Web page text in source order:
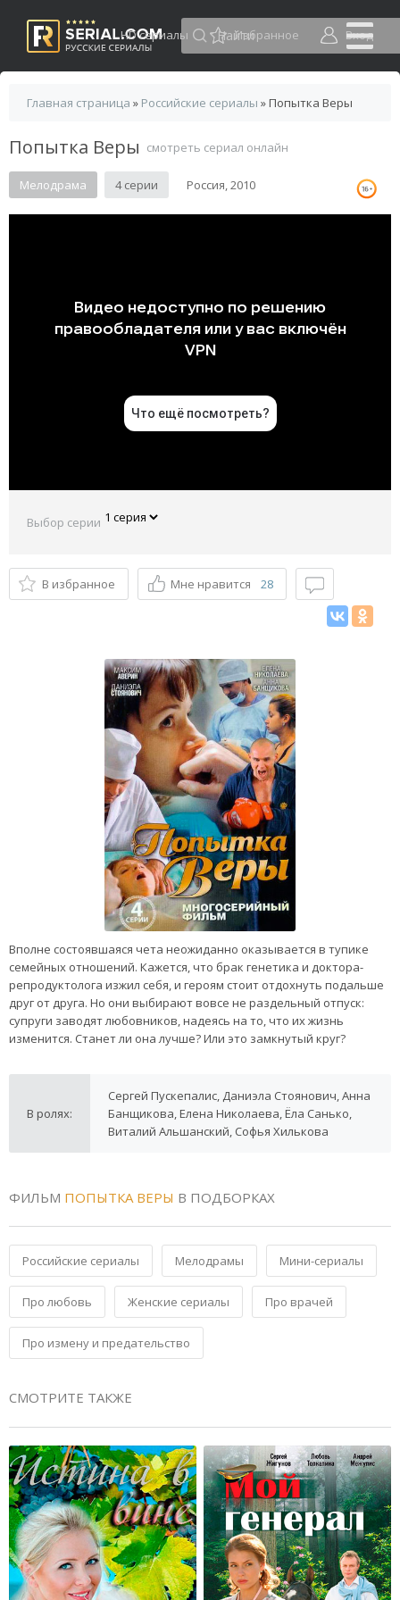
HD сериалы Избранное Вход
Главная страница » Российские сериалы » Попытка Веры
Попытка Веры смотреть сериал онлайн
Мелодрама 4 серии Россия, 2010
Выбор серии
В избранное Мне нравится 28
Вполне состоявшаяся чета неожиданно оказывается в тупике
семейных отношений. Кажется, что брак генетика и доктора-
репродуктолога изжил себя, и героям стоит отдохнуть подальше
друг от друга. Но они выбирают вовсе не раздельный отпуск:
супруги заводят любовников, надеясь на то, что их жизнь
изменится. Станет ли она лучше? Или это замкнутый круг?
В ролях:
Сергей Пускепалис, Даниэла Стоянович, Анна
Банщикова, Елена Николаева, Ёла Санько,
Виталий Альшанский, Софья Хилькова
ФИЛЬМ ПОПЫТКА ВЕРЫ В ПОДБОРКАХ
Российские сериалы Мелодрамы Мини-сериалы
Про любовь Женские сериалы Про врачей
Про измену и предательство
СМОТРИТЕ ТАКЖЕ